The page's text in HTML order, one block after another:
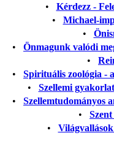
• Kérdezz -
• Michael-
•
• Önmagunk valódi
•
• Spirituális zoológia -
• Szellemi
• Szellemtudományos
•
•